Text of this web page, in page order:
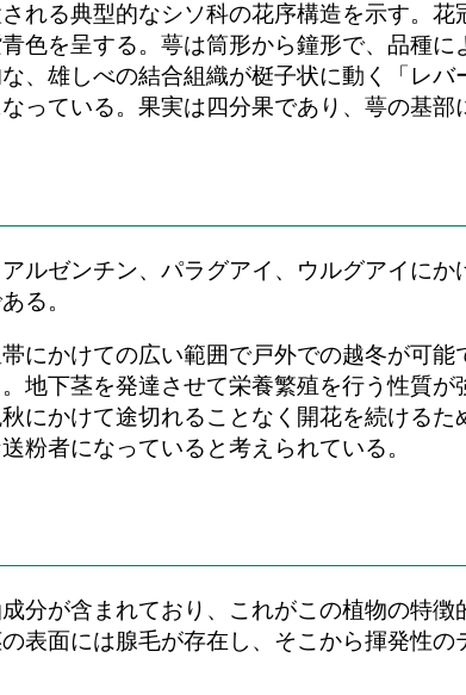
れる典型的なシソ科の花序構造を示す。花
色を呈する。萼は筒形から鐘形で、品種
、雄しべの結合組織が梃子状に動く「レバ
ている。果実は四分果であり、萼の基部
ルゼンチン、パラグアイ、ウルグアイにか
る。
にかけての広い範囲で戸外での越冬が可
地下茎を発達させて栄養繁殖を行う性質
にかけて途切れることなく開花を続ける
粉者になっていると考えられている。
分が含まれており、これがこの植物の特徴
表面には腺毛が存在し、そこから揮発性